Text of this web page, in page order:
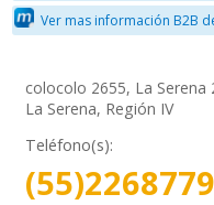
Ver mas información B2B
colocolo 2655, La Serena
La Serena, Región IV
Teléfono(s):
(55)2268779